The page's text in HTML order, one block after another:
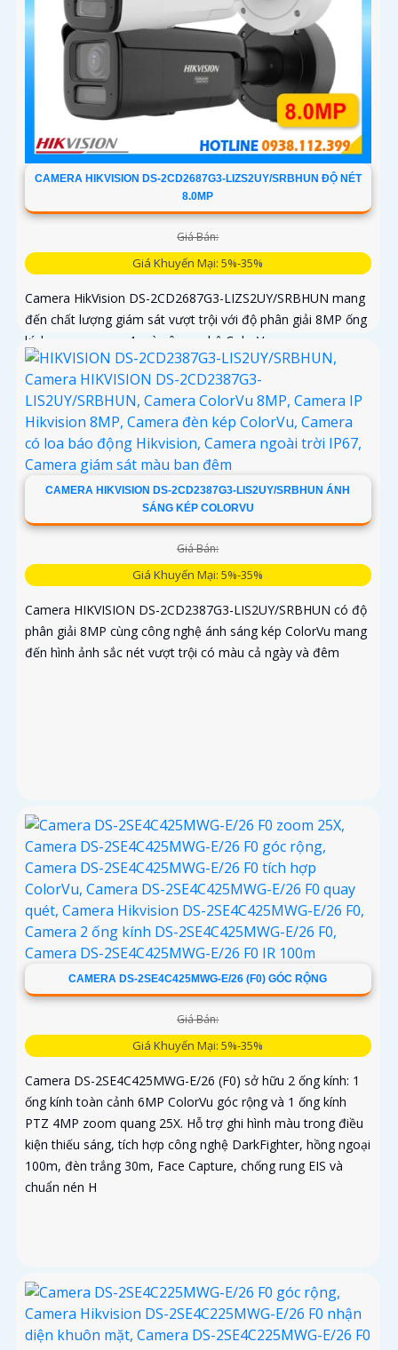
CAMERA HIKVISION DS-2CD2687G3-LIZS2UY/SRBHUN ĐỘ NÉT
8.0MP
Giá Bán:
Giá Khuyến Mại: 5%-35%
Camera HikVision DS-2CD2687G3-LIZS2UY/SRBHUN mang
đến chất lượng giám sát vượt trội với độ phân giải 8MP ống
kính zoom quang 4x và công nghệ ColorVu
CAMERA HIKVISION DS-2CD2387G3-LIS2UY/SRBHUN ÁNH
SÁNG KÉP COLORVU
Giá Bán:
Giá Khuyến Mại: 5%-35%
Camera HIKVISION DS-2CD2387G3-LIS2UY/SRBHUN có độ
phân giải 8MP cùng công nghệ ánh sáng kép ColorVu mang
đến hình ảnh sắc nét vượt trội có màu cả ngày và đêm
CAMERA DS-2SE4C425MWG-E/26 (F0) GÓC RỘNG
Giá Bán:
Giá Khuyến Mại: 5%-35%
Camera DS-2SE4C425MWG-E/26 (F0) sở hữu 2 ống kính: 1
ống kính toàn cảnh 6MP ColorVu góc rộng và 1 ống kính
PTZ 4MP zoom quang 25X. Hỗ trợ ghi hình màu trong điều
kiện thiếu sáng, tích hợp công nghệ DarkFighter, hồng ngoại
100m, đèn trắng 30m, Face Capture, chống rung EIS và
chuẩn nén H